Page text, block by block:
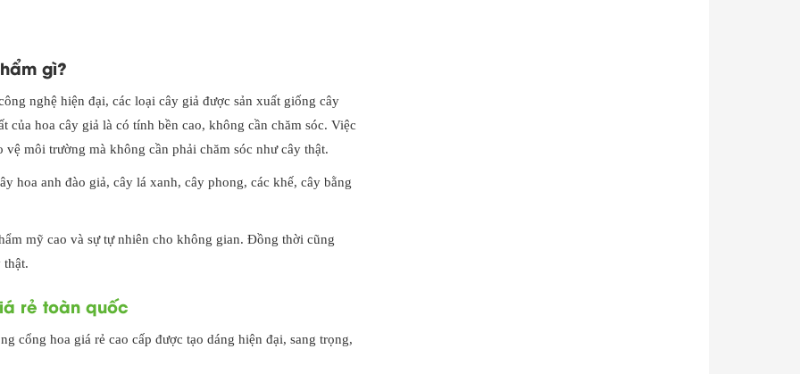
gì?
nghệ hiện đại, các loại cây giả được sản xuất giống cây
hoa cây giả là có tính bền cao, không cần chăm sóc. Việc
môi trường mà không cần phải chăm sóc như cây thật.
hoa anh đào giả, cây lá xanh, cây phong, các khế, cây bằng
mỹ cao và sự tự nhiên cho không gian. Đồng thời cũng
thật.
rẻ toàn quốc
cổng hoa giá rẻ cao cấp được tạo dáng hiện đại, sang trọng,